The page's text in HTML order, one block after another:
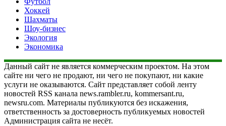
Хоккей
Шахматы
Шоу-бизнес
Экология
Экономика
Данный сайт не является коммерческим проектом. На этом
сайте ни чего не продают, ни чего не покупают, ни какие
услуги не оказываются. Сайт представляет собой ленту
новостей RSS канала news.rambler.ru, kommersant.ru,
newsru.com. Материалы публикуются без искажения,
ответственность за достоверность публикуемых новостей
Администрация сайта не несёт.